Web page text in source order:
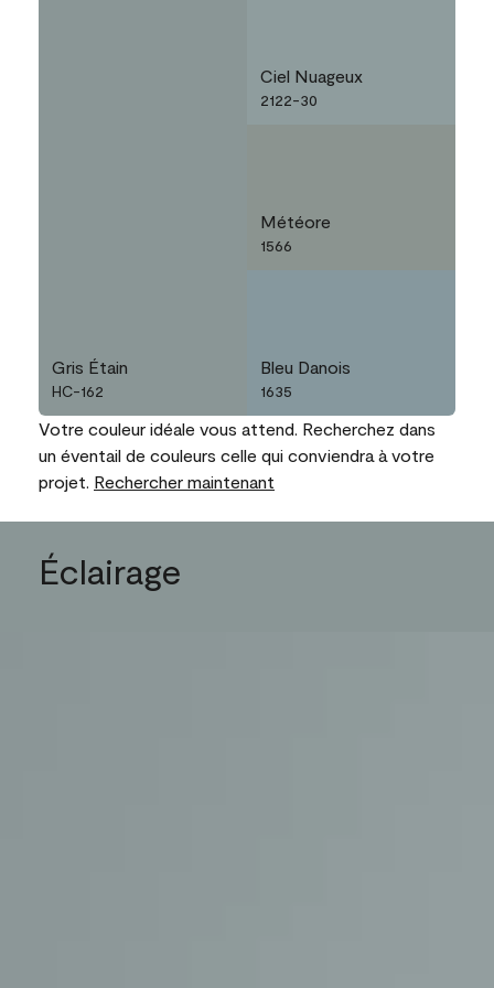
Gris Étain
HC-162
Ciel Nuageux
2122-30
Météore
1566
Bleu Danois
1635
Votre couleur idéale vous attend. Recherchez dans
un éventail de couleurs celle qui conviendra à votre
projet. Rechercher maintenant
Éclairage